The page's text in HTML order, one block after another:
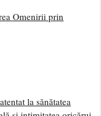
Omenirii prin
la sănătatea